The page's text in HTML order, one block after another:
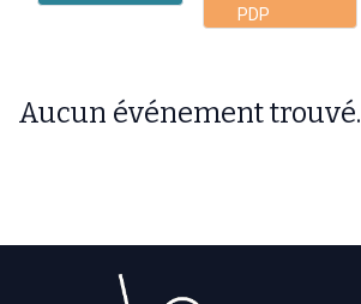
PDP
Aucun événement trouvé.